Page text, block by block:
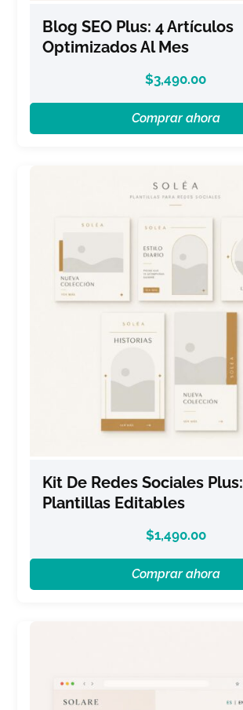
Blog SEO Plus: 4 Artículos
Optimizados Al Mes
$3,490.00
Comprar ahora
Kit De Redes Sociales Plus:
Plantillas Editables
$1,490.00
Comprar ahora